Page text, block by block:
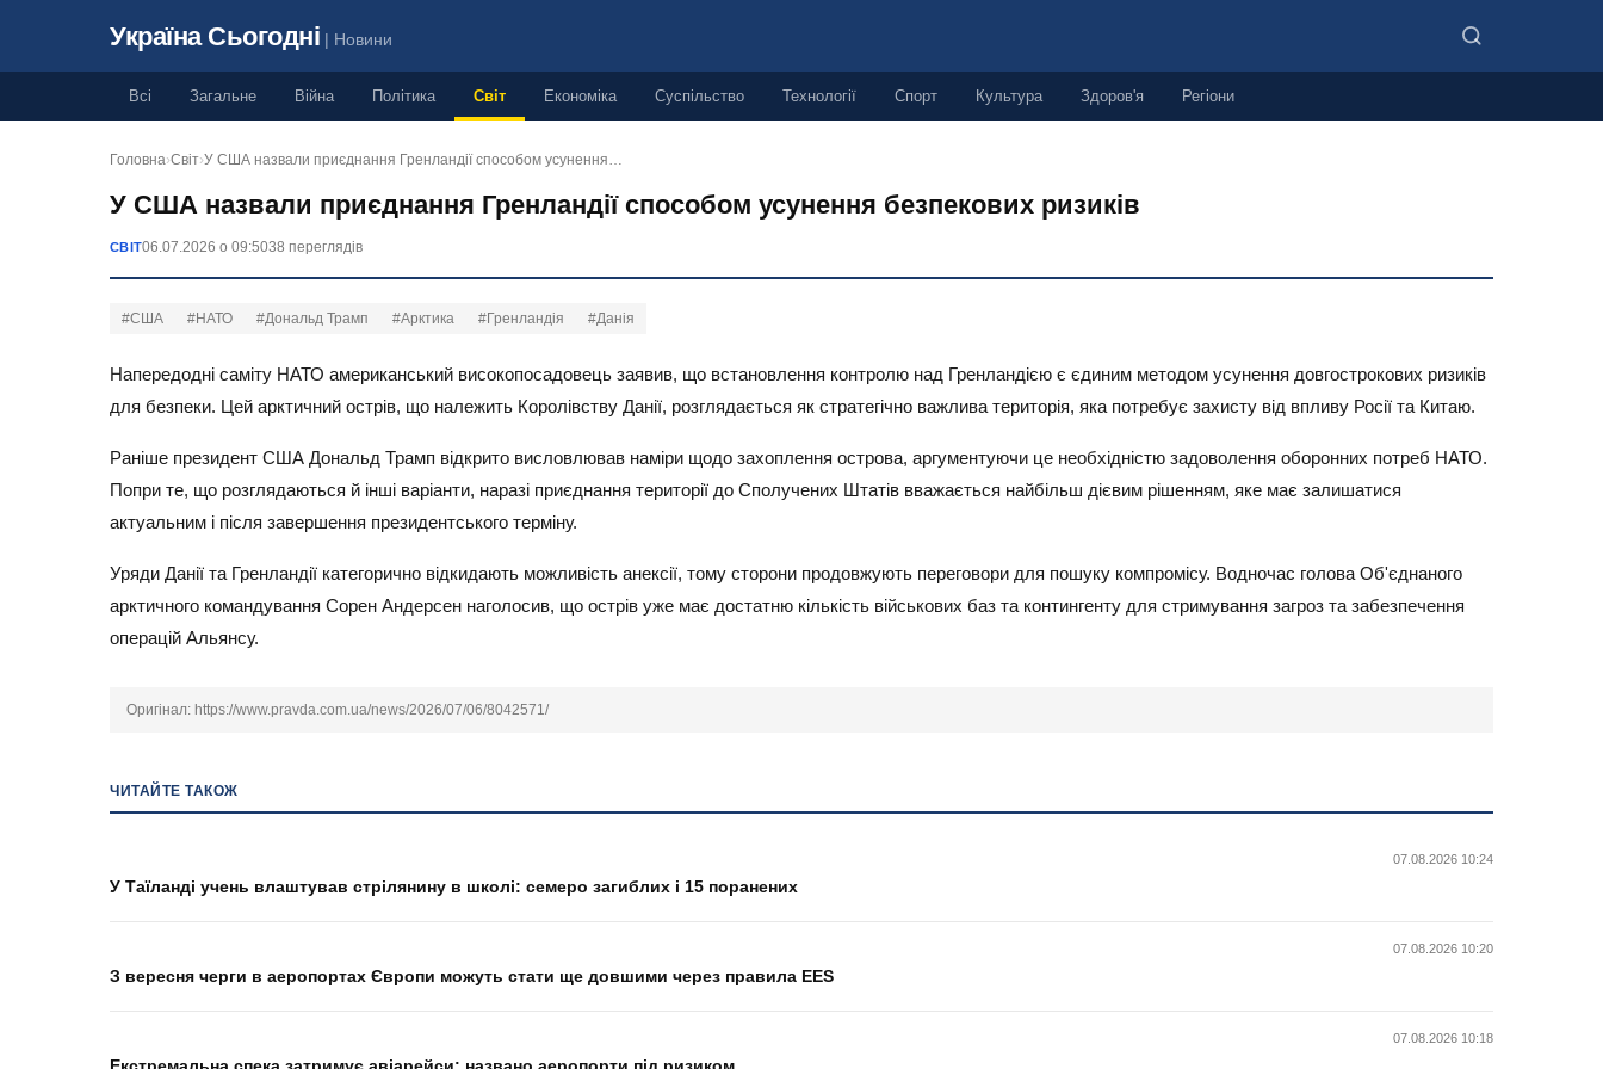
Україна Сьогодні | Новини
Всі Загальне Війна Політика Світ Економіка Суспільство Технології Спорт Культура Здоров'я Регіони
Головна›Світ›У США назвали приєднання Гренландії способом усунення…
У США назвали приєднання Гренландії способом усунення безпекових ризиків
СВІТ06.07.2026 о 09:5038 переглядів
#США #НАТО #Дональд Трамп #Арктика #Гренландія #Данія
Напередодні саміту НАТО американський високопосадовець заявив, що встановлення контролю над Гренландією є єдиним методом усунення довгострокових ризиків
для безпеки. Цей арктичний острів, що належить Королівству Данії, розглядається як стратегічно важлива територія, яка потребує захисту від впливу Росії та Китаю.
Раніше президент США Дональд Трамп відкрито висловлював наміри щодо захоплення острова, аргументуючи це необхідністю задоволення оборонних потреб НАТО.
Попри те, що розглядаються й інші варіанти, наразі приєднання території до Сполучених Штатів вважається найбільш дієвим рішенням, яке має залишатися
актуальним і після завершення президентського терміну.
Уряди Данії та Гренландії категорично відкидають можливість анексії, тому сторони продовжують переговори для пошуку компромісу. Водночас голова Об'єднаного
арктичного командування Сорен Андерсен наголосив, що острів уже має достатню кількість військових баз та контингенту для стримування загроз та забезпечення
операцій Альянсу.
Оригінал: https://www.pravda.com.ua/news/2026/07/06/8042571/
ЧИТАЙТЕ ТАКОЖ
07.08.2026 10:24
У Таїланді учень влаштував стрілянину в школі: семеро загиблих і 15 поранених
07.08.2026 10:20
З вересня черги в аеропортах Європи можуть стати ще довшими через правила EES
07.08.2026 10:18